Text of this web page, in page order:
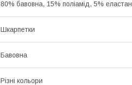
80% бавовна, 15% поліамід, 5% еластан
Шкарпетки
Бавовна
Різні кольори